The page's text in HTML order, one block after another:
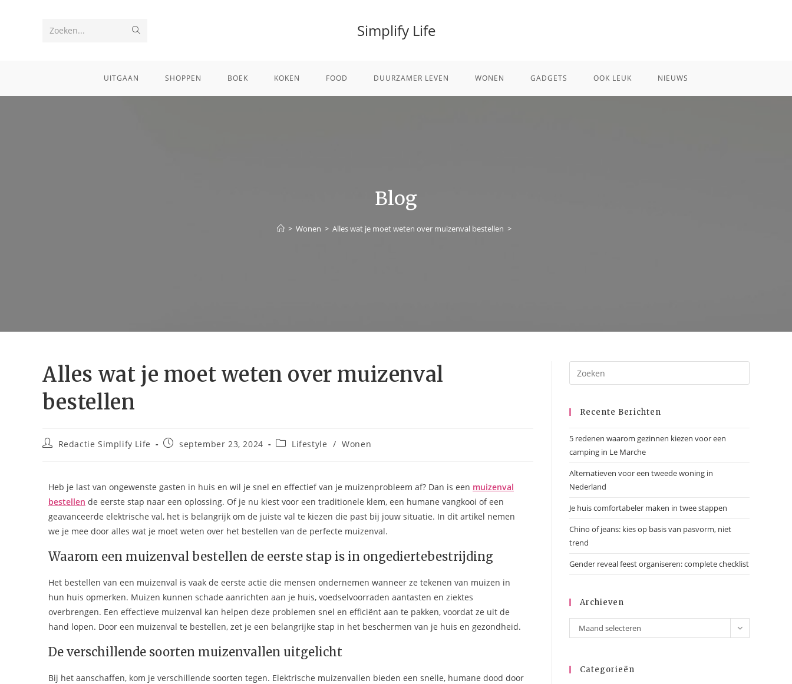
Zoeken... Simplify Life
UITGAAN SHOPPEN BOEK KOKEN FOOD DUURZAMER LEVEN WONEN GADGETS OOK LEUK NIEUWS
Blog
> Wonen > Alles wat je moet weten over muizenval bestellen >
Alles wat je moet weten over muizenval
bestellen
Redactie Simplify Life september 23, 2024 Lifestyle / Wonen
Heb je last van ongewenste gasten in huis en wil je snel en effectief van je muizenprobleem af? Dan is een muizenval
bestellen de eerste stap naar een oplossing. Of je nu kiest voor een traditionele klem, een humane vangkooi of een
geavanceerde elektrische val, het is belangrijk om de juiste val te kiezen die past bij jouw situatie. In dit artikel nemen
we je mee door alles wat je moet weten over het bestellen van de perfecte muizenval.
Waarom een muizenval bestellen de eerste stap is in ongediertebestrijding
Het bestellen van een muizenval is vaak de eerste actie die mensen ondernemen wanneer ze tekenen van muizen in
hun huis opmerken. Muizen kunnen schade aanrichten aan je huis, voedselvoorraden aantasten en ziektes
overbrengen. Een effectieve muizenval kan helpen deze problemen snel en efficiënt aan te pakken, voordat ze uit de
hand lopen. Door een muizenval te bestellen, zet je een belangrijke stap in het beschermen van je huis en gezondheid.
De verschillende soorten muizenvallen uitgelicht
Bij het aanschaffen, kom je verschillende soorten tegen. Elektrische muizenvallen bieden een snelle, humane dood door
Recente Berichten
5 redenen waarom gezinnen kiezen voor een
camping in Le Marche
Alternatieven voor een tweede woning in
Nederland
Je huis comfortabeler maken in twee stappen
Chino of jeans: kies op basis van pasvorm, niet
trend
Gender reveal feest organiseren: complete checklist
Archieven
Maand selecteren
Categorieën